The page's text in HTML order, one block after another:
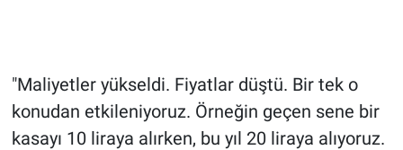
"Maliyetler yükseldi. Fiyatlar düştü. Bir tek o
konudan etkileniyoruz. Örneğin geçen sene bir
kasayı 10 liraya alırken, bu yıl 20 liraya alıyoruz.